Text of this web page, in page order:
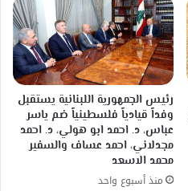
رئيس الجمهورية اللبنانية يستقبل
وفداً قيادياً فلسطينياً ضم ياسر
عباس، د. احمد ابو هولي، د. احمد
مجدلاني، احمد عساف والسفير
محمد الاسعد
منذ أسبوع واحد